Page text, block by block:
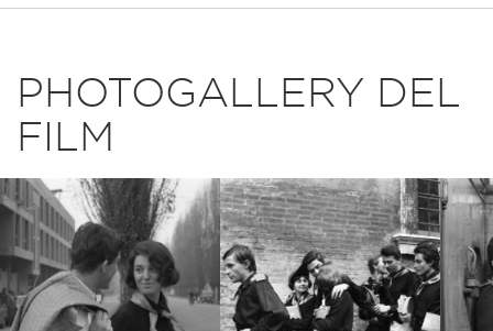
PHOTOGALLERY DEL
FILM